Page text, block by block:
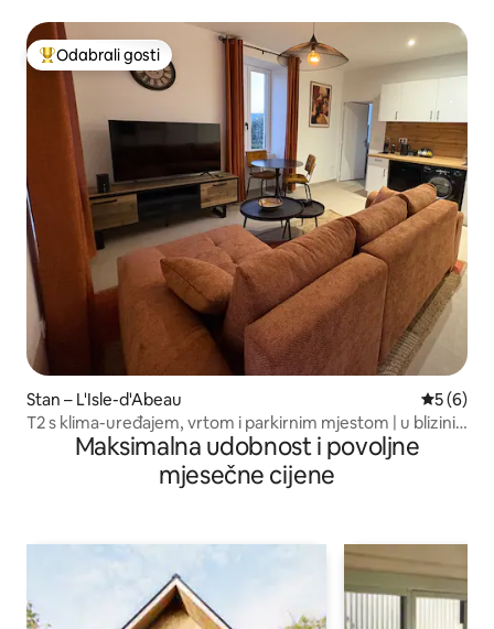
Među najviše rangiranima s oznakom „Odabrali gosti”
Odabrali gosti
Stan – L'Isle-d'Abeau
5 (6)
T2 s klima-uređajem, vrtom i parkirnim mjestom | u blizini
Maksimalna udobnost i povoljne
mjesečne cijene